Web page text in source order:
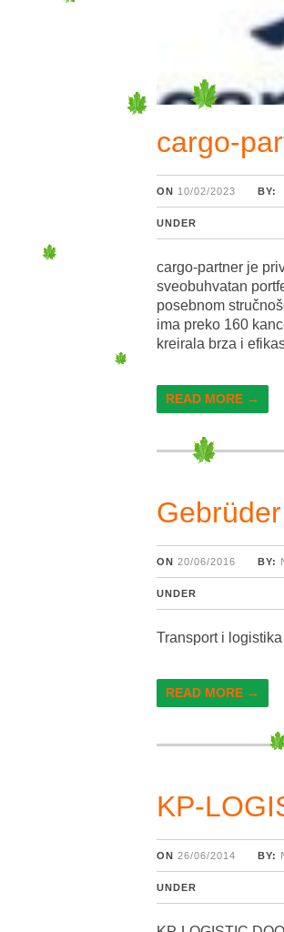
cargo-
ON 10/02/2023 BY:
UNDER
cargo-partner je
sveobuhvatan
posebnom
ima preko 160
kreirala brza i
READ MORE →
ON 20/06/2016 BY:
UNDER
Transport i logistika
READ MORE →
KP-
ON 26/06/2014 BY:
UNDER